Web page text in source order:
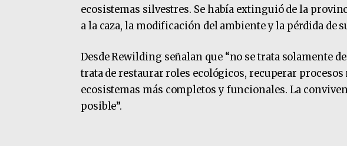
ecosistemas silvestres. Se había extinguió de la
a la caza, la modificación del ambiente y la pérdida de
Desde Rewilding señalan que “no se trata solamente
trata de restaurar roles ecológicos, recuperar
ecosistemas más completos y funcionales. La
posible”.